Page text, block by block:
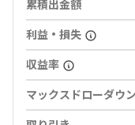
累積出金額
利益・損失
収益率
マックスドローダウン